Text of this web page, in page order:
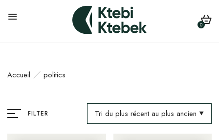
0
Accueil politics
FILTER Tri du plus récent au plus ancien